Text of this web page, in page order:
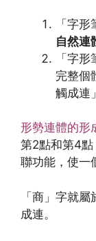
「字
自然連
「字
完整個
觸成連
形勢連體的形
第2點和第4點
聯功能，使一
「商」字就
成連。